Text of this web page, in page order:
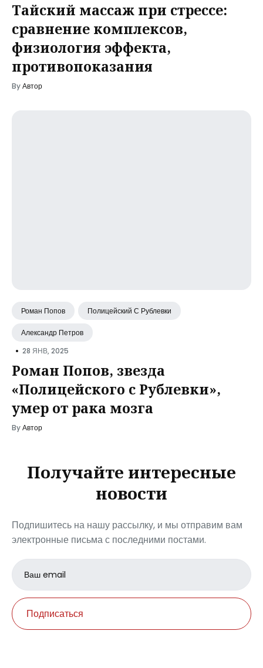
Тайский массаж при стрессе:
сравнение комплексов,
физиология эффекта,
противопоказания
ByАвтор
Роман Попов Полицейский С Рублевки
Александр Петров
• 28 ЯНВ, 2025
Роман Попов, звезда
«Полицейского с Рублевки»,
умер от рака мозга
ByАвтор
Получайте интересные
новости
Подпишитесь на нашу рассылку, и мы отправим вам
электронные письма с последними постами.
Email
address
Подписаться